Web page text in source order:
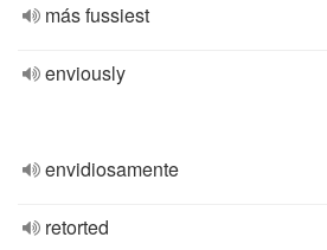
más fussiest
enviously
envidiosamente
retorted